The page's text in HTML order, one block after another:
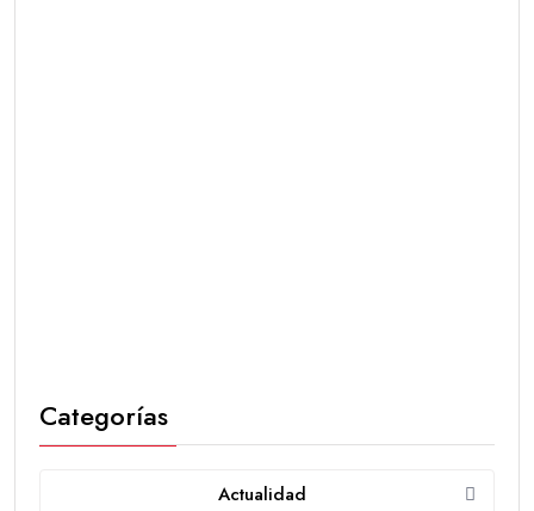
Categorías
Actualidad